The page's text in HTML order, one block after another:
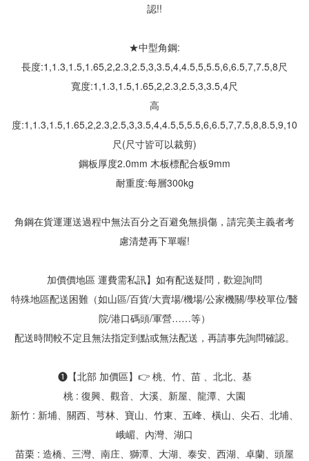
認!!
★中型角鋼:
長度:1,1.3,1.5,1.65,2,2.3,2.5,3,3.5,4,4.5,5,5.5,6,6.5,7,7.5,8尺
寬度:1,1.3,1.5,1.65,2,2.3,2.5,3,3.5,4尺
高
度:1,1.3,1.5,1.65,2,2.3,2.5,3,3.5,4,4.5,5,5.5,6,6.5,7,7.5,8,8.5,9,10
尺(尺寸皆可以裁剪)
鋼板厚度2.0mm 木板標配合板9mm
耐重度:每層300kg
角鋼在貨運運送過程中無法百分之百避免無損傷，請完美主義者考
慮清楚再下單喔!
加價價地區 運費需私訊】如有配送疑問，歡迎詢問
特殊地區配送困難（如山區/百貨/大賣場/機場/公家機關/學校單位/醫
院/港口碼頭/軍營……等）
配送時間較不定且無法指定到點或無法配送，再請事先詢問確認。
❶【北部 加價區】👉 桃、竹、苗 、北北、基
桃 : 復興、觀音、大溪、新屋、龍潭、大園
新竹 : 新埔、關西、芎林、寶山、竹東、五峰、橫山、尖石、北埔、
峨嵋、內灣、湖口
苗栗 : 造橋、三灣、南庄、獅潭、大湖、泰安、西湖、卓蘭、頭屋